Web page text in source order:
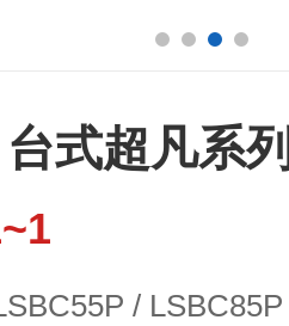
式超凡系
/ LSBC85P